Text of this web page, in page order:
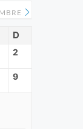
D
2
9